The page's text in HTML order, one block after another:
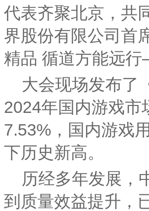
代表齐聚北京，共
界股份有限公司首
精品 循道方能远
大会现场发布了
2024年国内游戏市
7.53%，国内游戏
下历史新高。
历经多年发展，
到质量效益提升，